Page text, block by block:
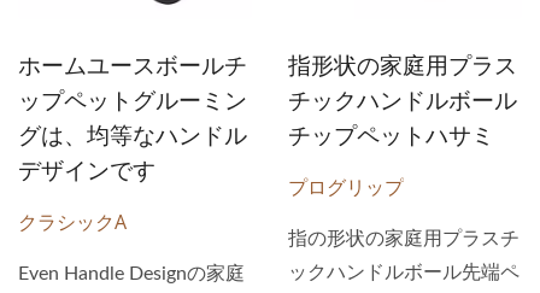
ホームユースボールチ
ップペットグルーミン
グは、均等なハンドル
デザインです
クラシックA
Even Handle Designの家庭
指形状の家庭用プラス
チックハンドルボール
チップペットハサミ
プログリップ
指の形状の家庭用プラスチ
ックハンドルボール先端ペ